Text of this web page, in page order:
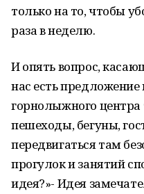
только на то, чтобы
раза в неделю.
И опять вопрос,
нас есть
горнолыжного
пешеходы, бегуны,
передвигаться там
прогулок и занятий
идея?»- Идея